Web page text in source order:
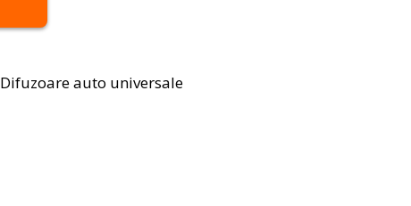
Difuzoare auto universale